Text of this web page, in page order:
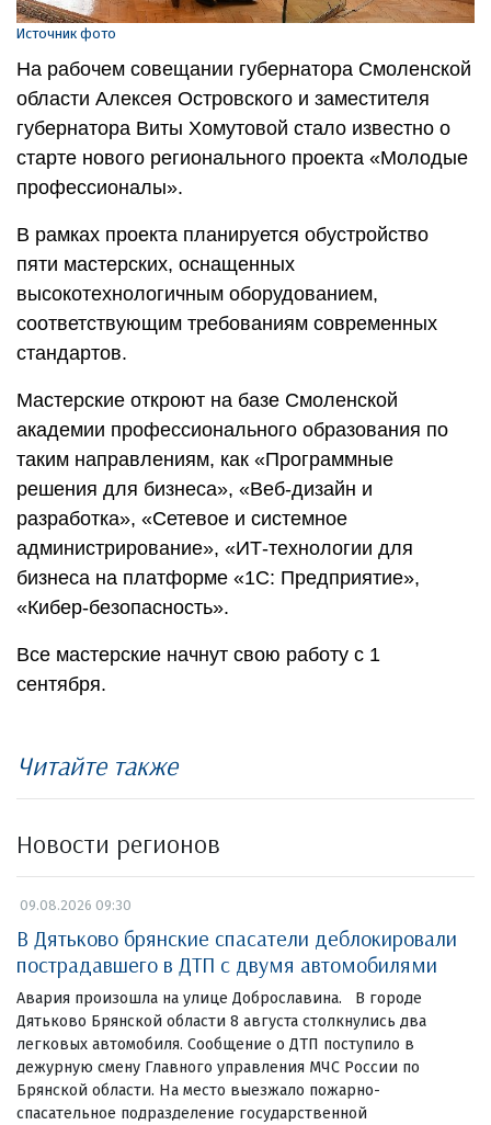
Источник фото
На рабочем совещании губернатора Смоленской
области Алексея Островского и заместителя
губернатора Виты Хомутовой стало известно о
старте нового регионального проекта «Молодые
профессионалы».
В рамках проекта планируется обустройство
пяти мастерских, оснащенных
высокотехнологичным оборудованием,
соответствующим требованиям современных
стандартов.
Мастерские откроют на базе Смоленской
академии профессионального образования по
таким направлениям, как «Программные
решения для бизнеса», «Веб-дизайн и
разработка», «Сетевое и системное
администрирование», «ИТ-технологии для
бизнеса на платформе «1С: Предприятие»,
«Кибер-безопасность».
Все мастерские начнут свою работу с 1
сентября.
Читайте также
Новости регионов
09.08.2026 09:30
В Дятьково брянские спасатели деблокировали
пострадавшего в ДТП с двумя автомобилями
Авария произошла на улице Доброславина. В городе
Дятьково Брянской области 8 августа столкнулись два
легковых автомобиля. Сообщение о ДТП поступило в
дежурную смену Главного управления МЧС России по
Брянской области. На место выезжало пожарно-
спасательное подразделение государственной